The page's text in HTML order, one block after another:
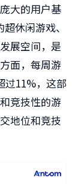
大的用户基
休闲游戏、
展空间，是
面，每周游
过11%，这部
竞技性的游
地位和竞技